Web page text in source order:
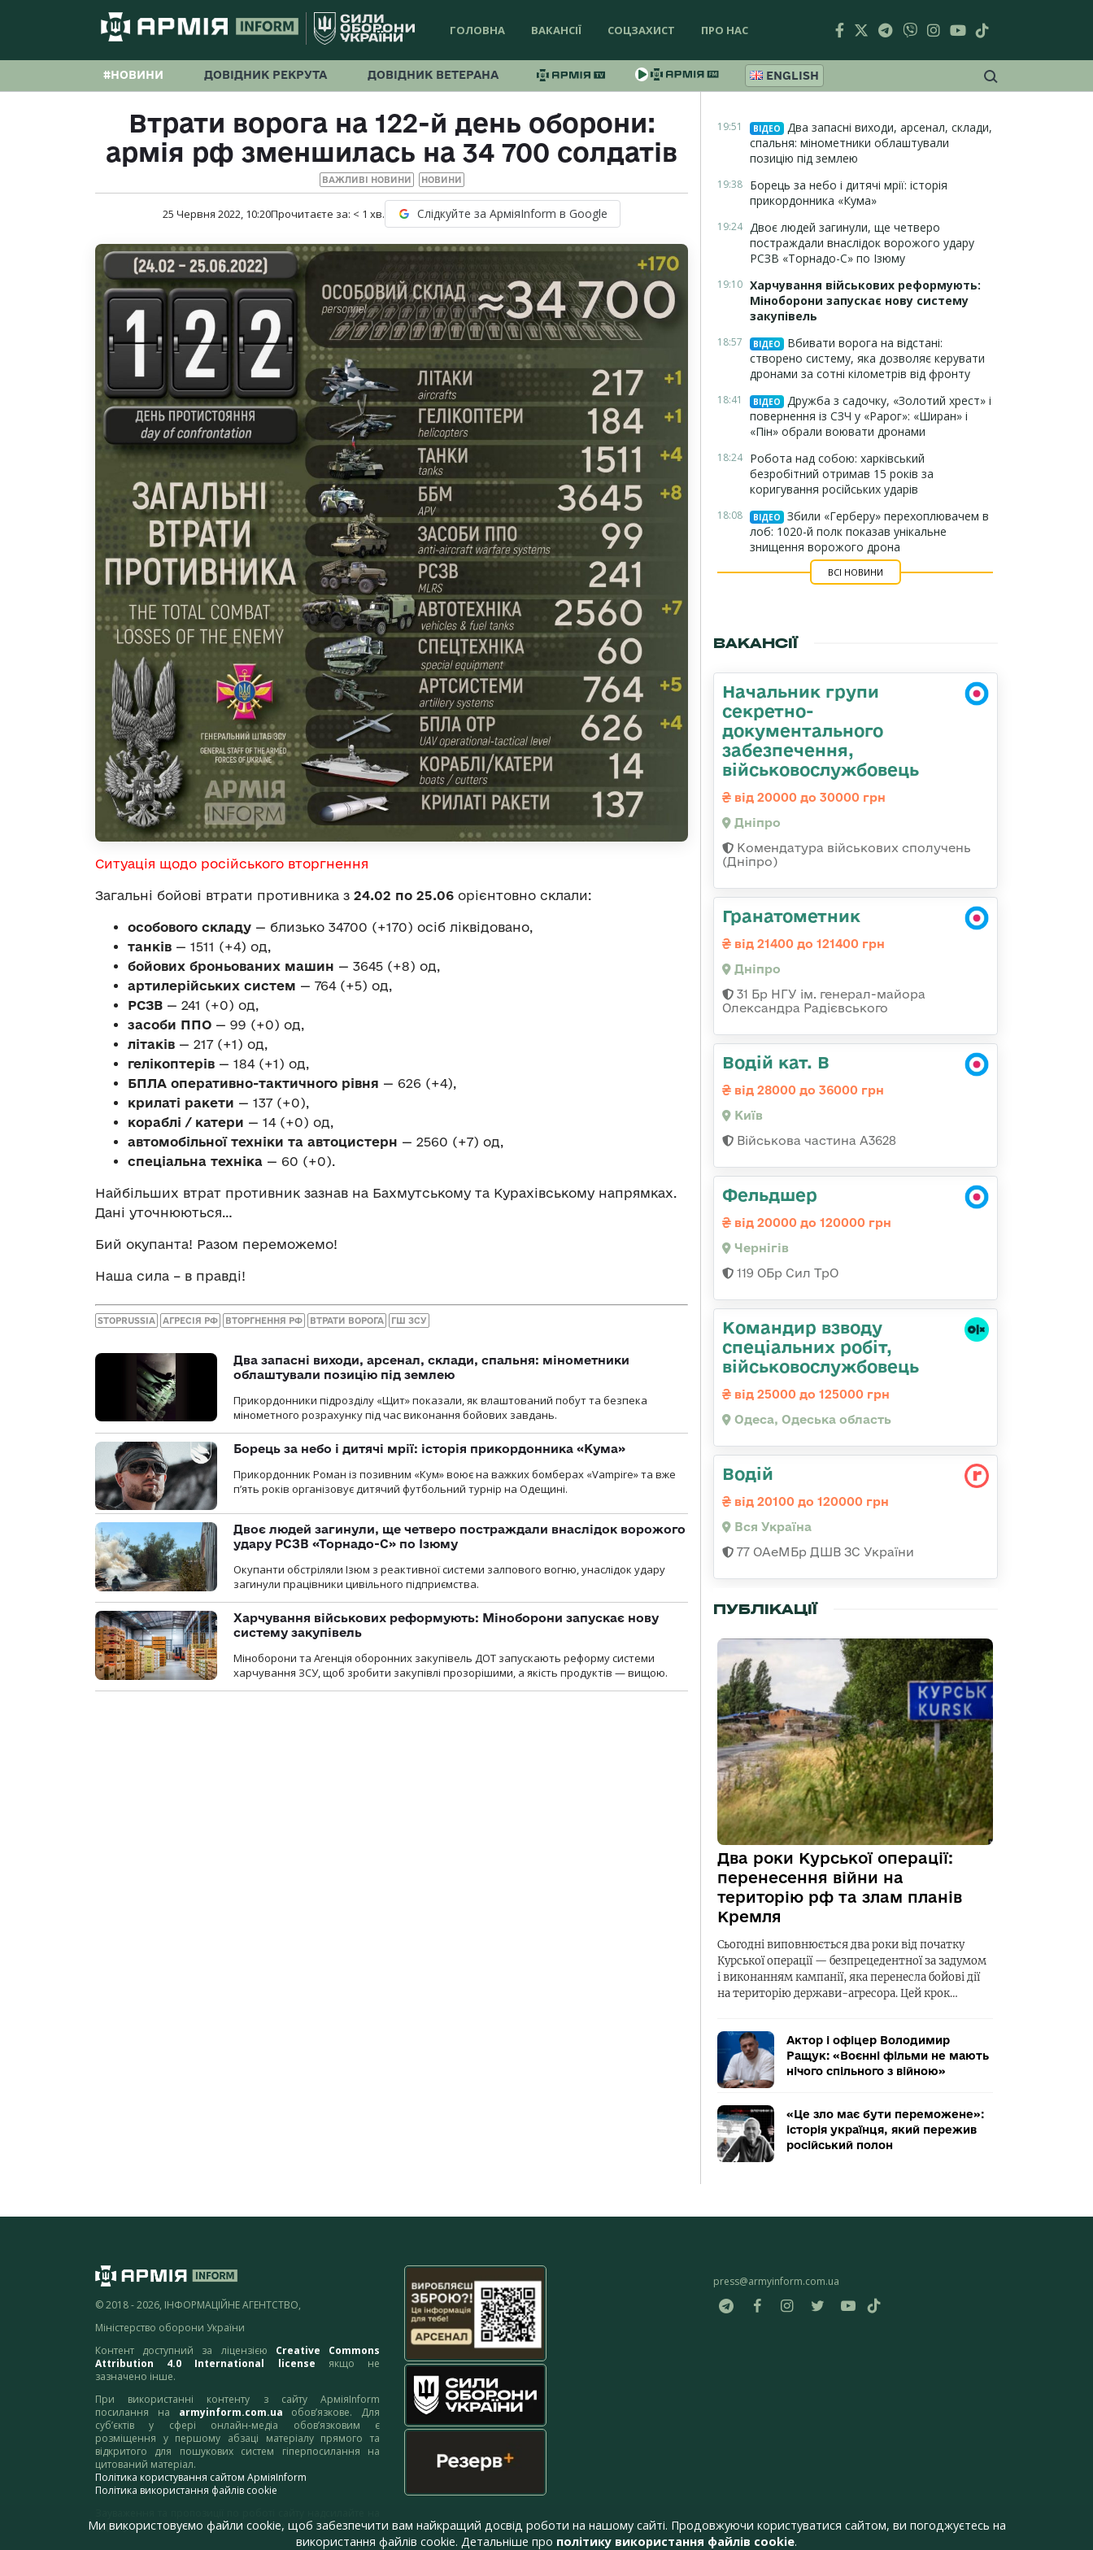
ГОЛОВНА ВАКАНСІЇ СОЦЗАХИСТ ПРО НАС
#НОВИНИ ДОВІДНИК РЕКРУТА ДОВІДНИК ВЕТЕРАНА ENGLISH
Втрати ворога на 122-й день оборони:
армія рф зменшилась на 34 700 солдатів
ВАЖЛИВІ НОВИНИ НОВИНИ
25 Червня 2022, 10:20Прочитаєте за: < 1 хв. Слідкуйте за АрміяInform в Google
Ситуація щодо російського вторгнення
Загальні бойові втрати противника з 24.02 по 25.06 орієнтовно склали:
особового складу — близько 34700 (+170) осіб ліквідовано,
танків — 1511 (+4) од,
бойових броньованих машин — 3645 (+8) од,
артилерійських систем — 764 (+5) од,
РСЗВ — 241 (+0) од,
засоби ППО — 99 (+0) од,
літаків — 217 (+1) од,
гелікоптерів — 184 (+1) од,
БПЛА оперативно-тактичного рівня — 626 (+4),
крилаті ракети — 137 (+0),
кораблі / катери — 14 (+0) од,
автомобільної техніки та автоцистерн — 2560 (+7) од,
спеціальна техніка — 60 (+0).
Найбільших втрат противник зазнав на Бахмутському та Курахівському напрямках.
Дані уточнюються…
Бий окупанта! Разом переможемо!
Наша сила – в правді!
STOPRUSSIA АГРЕСІЯ РФ ВТОРГНЕННЯ РФ ВТРАТИ ВОРОГА ГШ ЗСУ
Два запасні виходи, арсенал, склади, спальня: мінометники
облаштували позицію під землею
Прикордонники підрозділу «Щит» показали, як влаштований побут та безпека
мінометного розрахунку під час виконання бойових завдань.
Борець за небо і дитячі мрії: історія прикордонника «Кума»
Прикордонник Роман із позивним «Кум» воює на важких бомберах «Vampire» та вже
п’ять років організовує дитячий футбольний турнір на Одещині.
Двоє людей загинули, ще четверо постраждали внаслідок ворожого
удару РСЗВ «Торнадо-С» по Ізюму
Окупанти обстріляли Ізюм з реактивної системи залпового вогню, унаслідок удару
загинули працівники цивільного підприємства.
Харчування військових реформують: Міноборони запускає нову
систему закупівель
Міноборони та Агенція оборонних закупівель ДОТ запускають реформу системи
харчування ЗСУ, щоб зробити закупівлі прозорішими, а якість продуктів — вищою.
19:51 ВІДЕО
Два запасні виходи, арсенал, склади,
спальня: мінометники облаштували
позицію під землею
19:38 Борець за небо і дитячі мрії: історія
прикордонника «Кума»
19:24 Двоє людей загинули, ще четверо
постраждали внаслідок ворожого удару
РСЗВ «Торнадо-С» по Ізюму
19:10 Харчування військових реформують:
Міноборони запускає нову систему
закупівель
18:57 ВІДЕО
Вбивати ворога на відстані:
створено систему, яка дозволяє керувати
дронами за сотні кілометрів від фронту
18:41 ВІДЕО
Дружба з садочку, «Золотий хрест» і
повернення із СЗЧ у «Рарог»: «Ширан» і
«Пін» обрали воювати дронами
18:24 Робота над собою: харківський
безробітний отримав 15 років за
коригування російських ударів
18:08 ВІДЕО
Збили «Герберу» перехоплювачем в
лоб: 1020-й полк показав унікальне
знищення ворожого дрона
ВСІ НОВИНИ
ВАКАНСІЇ
Начальник групи
секретно-
документального
забезпечення,
військовослужбовець
від 20000 до 30000 грн
Дніпро
Комендатура військових сполучень
(Дніпро)
Гранатометник
від 21400 до 121400 грн
Дніпро
31 Бр НГУ ім. генерал-майора
Олександра Радієвського
Водій кат. В
від 28000 до 36000 грн
Київ
Військова частина А3628
Фельдшер
від 20000 до 120000 грн
Чернігів
119 ОБр Сил ТрО
Командир взводу
спеціальних робіт,
військовослужбовець
від 25000 до 125000 грн
Одеса, Одеська область
Водій
від 20100 до 120000 грн
Вся Україна
77 ОАеМБр ДШВ ЗС України
ПУБЛІКАЦІЇ
Два роки Курської операції:
перенесення війни на
територію рф та злам планів
Кремля
Сьогодні виповнюється два роки від початку
Курської операції — безпрецедентної за задумом
і виконанням кампанії, яка перенесла бойові дії
на територію держави-агресора. Цей крок…
Актор і офіцер Володимир
Ращук: «Воєнні фільми не мають
нічого спільного з війною»
«Це зло має бути переможене»:
історія українця, який пережив
російський полон
© 2018 - 2026, ІНФОРМАЦІЙНЕ АГЕНТСТВО,
Міністерство оборони України
Контент доступний за ліцензією Creative Commons
Attribution 4.0 International license якщо не
зазначено інше.
При використанні контенту з сайту АрміяInform
посилання на armyinform.com.ua обов’язкове. Для
суб’єктів у сфері онлайн-медіа обов’язковим є
розміщення у першому абзаці матеріалу прямого та
відкритого для пошукових систем гіперпосилання на
цитований матеріал.
Політика користування сайтом АрміяInform
Політика використання файлів cookie
адресу:webmaster@armyinform.com.ua
press@armyinform.com.ua
Ми використовуємо файли cookie, щоб забезпечити вам найкращий досвід роботи на нашому сайті. Продовжуючи користуватися сайтом, ви погоджуєтесь на
використання файлів cookie. Детальніше про політику використання файлів cookie.